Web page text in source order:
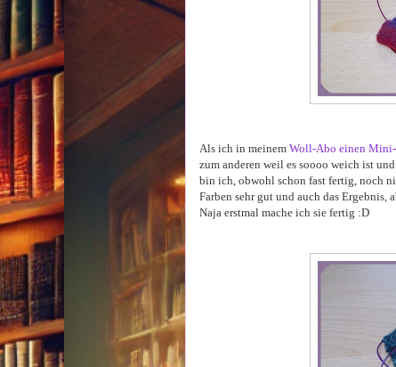
Als ich in meinem Woll-Abo einen
zum anderen weil es soooo weich ist
bin ich, obwohl schon fast fertig, noch
Farben sehr gut und auch das Ergebnis,
Naja erstmal mache ich sie fertig :D